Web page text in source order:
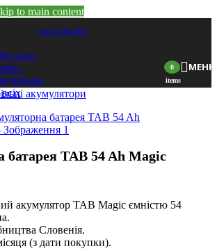
to main content
066 90 90 495
0
items
акумулятори
батарея TAB 54 Ah Magic
акумулятор TAB Magic ємністю 54
Словенія.
(з дати покупки).